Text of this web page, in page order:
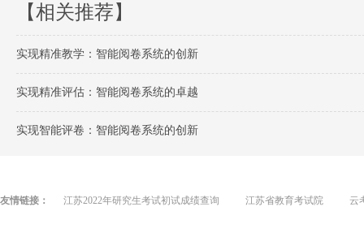
【相关推荐】
实现精准教学：智能阅卷系统的创新
实现精准评估：智能阅卷系统的卓越
实现智能评卷：智能阅卷系统的创新
友情链接： 江苏2022年研究生考试初试成绩查询 江苏省教育考试院 云